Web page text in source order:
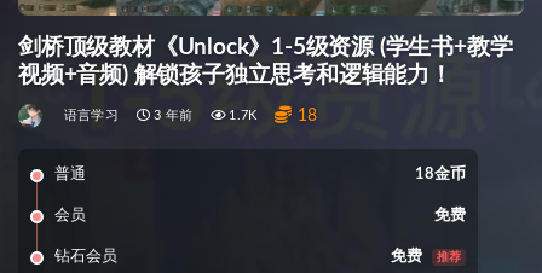
剑桥顶级教材《Unlock》1-5级资源 (学生书+教学
视频+音频) 解锁孩子独立思考和逻辑能力！
语言学习 3 年前 1.7K 18
普通 18金币
会员 免费
钻石会员 免费 推荐